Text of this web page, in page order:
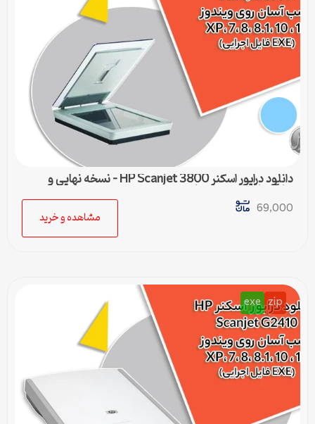
دانلود درایور اسکنر HP Scanjet 3800 – نسخه نهایی و
سازگار با تمام ویندوزها
69,000
مشاهده و خرید
zip
exe